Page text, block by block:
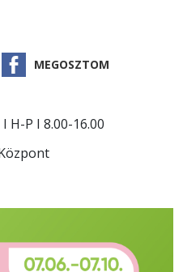
MEGOSZTOM
H-P I 8.00-16.00